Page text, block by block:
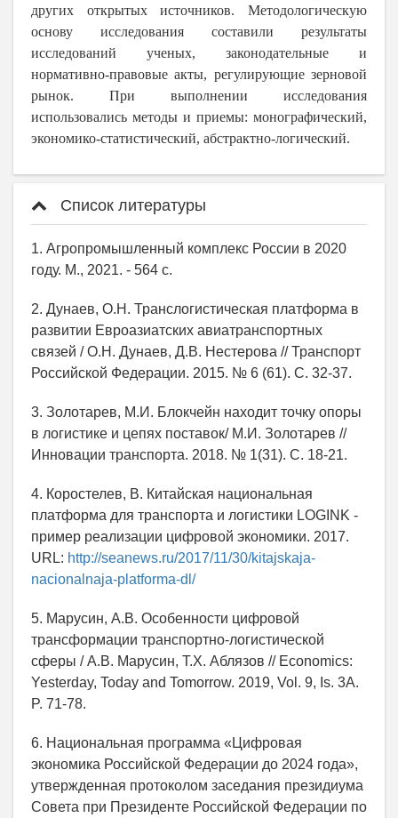
других открытых источников. Методологическую
основу исследования составили результаты
исследований ученых, законодательные и
нормативно-правовые акты, регулирующие зерновой
рынок. При выполнении исследования
использовались методы и приемы: монографический,
экономико-статистический, абстрактно-логический.
Список литературы
1. Агропромышленный комплекс России в 2020
году. М., 2021. - 564 с.
2. Дунаев, О.Н. Транслогистическая платформа в
развитии Евроазиатских авиатранспортных
связей / О.Н. Дунаев, Д.В. Нестерова // Транспорт
Российской Федерации. 2015. № 6 (61). С. 32-37.
3. Золотарев, М.И. Блокчейн находит точку опоры
в логистике и цепях поставок/ М.И. Золотарев //
Инновации транспорта. 2018. № 1(31). С. 18-21.
4. Коростелев, В. Китайская национальная
платформа для транспорта и логистики LOGINK -
пример реализации цифровой экономики. 2017.
URL: http://seanews.ru/2017/11/30/kitajskaja-
nacionalnaja-platforma-dl/
5. Марусин, А.В. Особенности цифровой
трансформации транспортно-логистической
сферы / А.В. Марусин, Т.Х. Аблязов // Economics:
Yesterday, Today and Tomorrow. 2019, Vol. 9, Is. 3A.
P. 71-78.
6. Национальная программа «Цифровая
экономика Российской Федерации до 2024 года»,
утвержденная протоколом заседания президиума
Совета при Президенте Российской Федерации по